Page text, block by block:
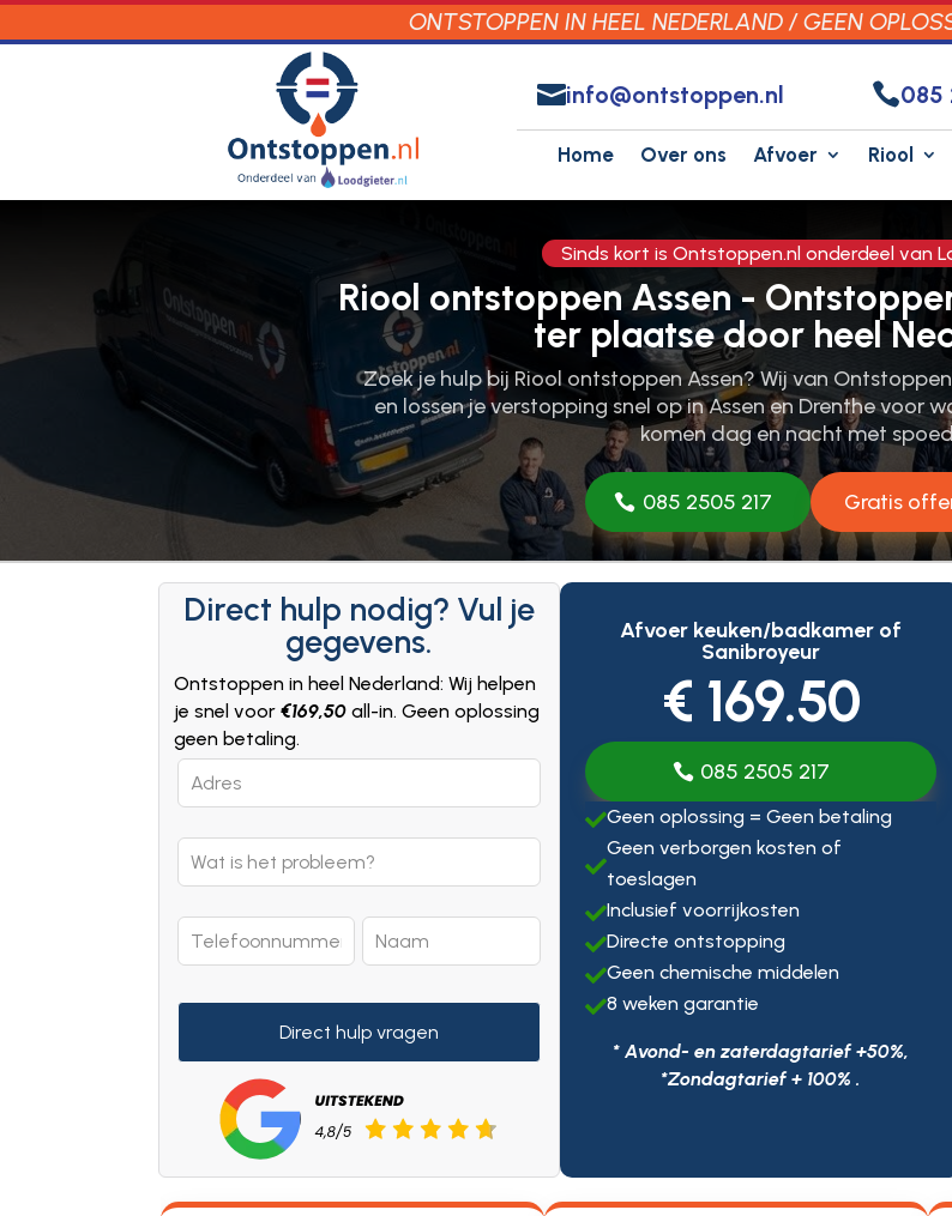
ONTSTOPPEN IN HEEL NEDERLAND / GEEN
info@ontstoppen.nl 085
Home Over ons Afvoer Riool
Sinds kort is Ontstoppen.nl onderdeel van
Riool ontstoppen Assen -
ter plaatse door heel
Zoek je hulp bij Riool ontstoppen Assen? Wij van
en lossen je verstopping snel op in Assen en Drenthe voor
komen dag en nacht met
085 2505 217 Gratis
Direct hulp nodig? Vul je
gegevens.
Ontstoppen in heel Nederland: Wij helpen
je snel voor €169,50 all-in. Geen oplossing
geen betaling.
Leave
this
blank
Direct hulp vragen
Afvoer keuken/badkamer of
Sanibroyeur
€ 169.50
085 2505 217
Geen oplossing = Geen betaling

Geen verborgen kosten of
toeslagen
Inclusief voorrijkosten
Directe ontstopping
Geen chemische middelen
8 weken garantie
* Avond- en zaterdagtarief +50%,
*Zondagtarief + 100% .